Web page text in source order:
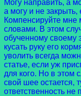
Могу направить, а
а могу и не закрыть,
Компенсируйте
словами. В этом
обученному своему
кусать руку его
уволить всегда
статье, если уж
для кого. Но в этом
свой шее остается,
ответственность не